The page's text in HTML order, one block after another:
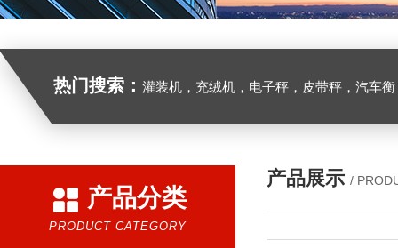
热门搜索： 灌装机，充绒机，电子秤，皮带秤，汽车
产品分类
PRODUCT CATEGORY
产品展示 /